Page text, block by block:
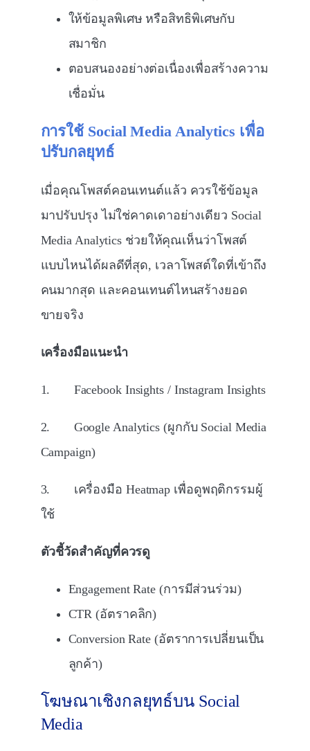
ให้ข้อมูลพิเศษ หรือสิทธิพิเศษกับ
สมาชิก
ตอบสนองอย่างต่อเนื่องเพื่อสร้างความ
เชื่อมั่น
การใช้ Social Media Analytics เพื่อ
ปรับกลยุทธ์
เมื่อคุณโพสต์คอนเทนต์แล้ว ควรใช้ข้อมูล
มาปรับปรุง ไม่ใช่คาดเดาอย่างเดียว Social
Media Analytics ช่วยให้คุณเห็นว่าโพสต์
แบบไหนได้ผลดีที่สุด, เวลาโพสต์ใดที่เข้าถึง
คนมากสุด และคอนเทนต์ไหนสร้างยอด
ขายจริง
เครื่องมือแนะนำ
1. Facebook Insights / Instagram Insights
2. Google Analytics (ผูกกับ Social Media
Campaign)
3. เครื่องมือ Heatmap เพื่อดูพฤติกรรมผู้
ใช้
ตัวชี้วัดสำคัญที่ควรดู
Engagement Rate (การมีส่วนร่วม)
CTR (อัตราคลิก)
Conversion Rate (อัตราการเปลี่ยนเป็น
ลูกค้า)
โฆษณาเชิงกลยุทธ์บน Social
Media